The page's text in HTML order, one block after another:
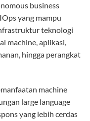
business
yang mampu
teknologi
machine, aplikasi,
hingga perangkat
machine
large language
yang lebih cerdas